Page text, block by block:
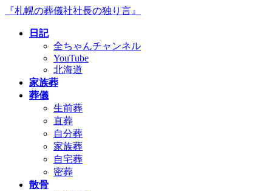
コ
ナ
『札幌の葬儀社社長の独り言』
日記
全ちゃんチャンネル
YouTube
北海道
家族葬
葬儀
生前葬
直葬
自分葬
家族葬
自宅葬
密葬
散骨